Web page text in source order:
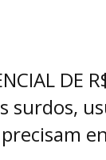
DE
surdos,